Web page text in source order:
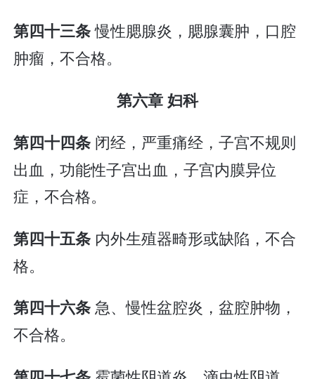
第四十三条慢性腮腺炎，腮腺囊肿，口腔
肿瘤，不合格。
第六章 妇科
第四十四条 闭经，严重痛经，子宫不规则
出血，功能性子宫出血，子宫内膜异位
症，不合格。
第四十五条 内外生殖器畸形或缺陷，不合
格。
第四十六条急、慢性盆腔炎，盆腔肿物，
不合格。